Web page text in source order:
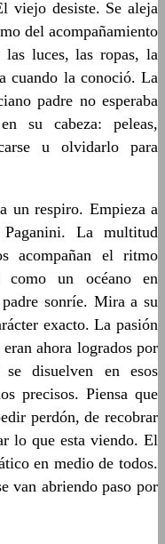
viejo desiste. Se aleja
del acompañamiento
luces, las ropas, la
cuando la conoció. La
padre no esperaba
su cabeza: peleas,
u olvidarlo para
un respiro. Empieza a
La multitud
acompañan el ritmo
como un océano en
sonríe. Mira a su
exacto. La pasión
ahora logrados por
disuelven en esos
precisos. Piensa que
perdón, de recobrar
lo que esta viendo. El
en medio de todos.
van abriendo paso por